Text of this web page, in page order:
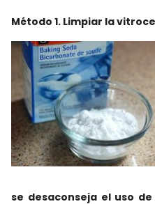
Método 1. Limpiar la
se desaconseja el uso